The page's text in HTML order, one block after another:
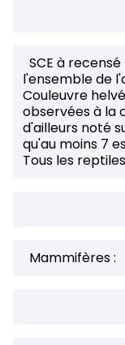
SCE à
l'ensemble de
Couleuvre
observées à la
d'ailleurs noté
qu'au moins 7
Tous les
Mammifères :